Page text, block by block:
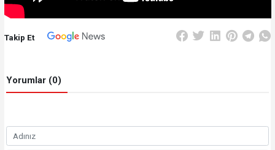
Takip Et
Yorumlar (0)